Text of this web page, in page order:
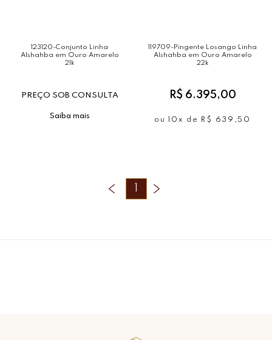
123120-Conjunto Linha
Alshahba em Ouro Amarelo
21k
PREÇO SOB CONSULTA
Saiba mais
119709-Pingente Losango Linha
Alshahba em Ouro Amarelo
22k
R$ 6.395,00
ou 10x de R$ 639,50